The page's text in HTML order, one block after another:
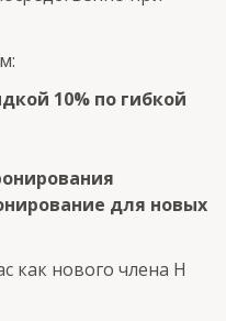
10% по гибкой
для новых
как нового члена H